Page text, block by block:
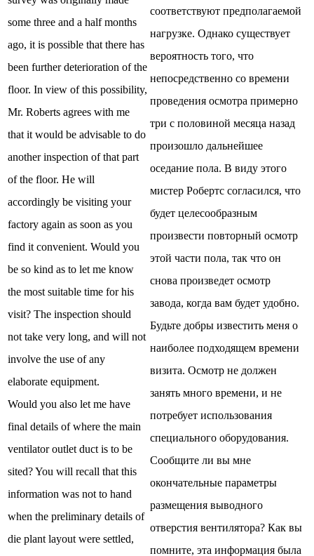
some three and a half months
ago, it is possible that there has
been further deterioration of the
floor. In view of this possibility,
Mr. Roberts agrees with me
that it would be advisable to do
another inspection of that part
of the floor. He will
accordingly be visiting your
factory again as soon as you
find it convenient. Would you
be so kind as to let me know
the most suitable time for his
visit? The inspection should
not take very long, and will not
involve the use of any
elaborate equipment.
Would you also let me have
final details of where the main
ventilator outlet duct is to be
sited? You will recall that this
information was not to hand
when the preliminary details of
die plant layout were settled,
соответствуют предполагаемой
нагрузке. Однако существует
вероятность того, что
непосредственно со времени
проведения осмотра примерно
три с половиной месяца назад
произошло дальнейшее
оседание пола. В виду этого
мистер Робертс согласился, что
будет целесообразным
произвести повторный осмотр
этой части пола, так что он
снова произведет осмотр
завода, когда вам будет удобно.
Будьте добры известить меня о
наиболее подходящем времени
визита. Осмотр не должен
занять много времени, и не
потребует использования
специального оборудования.
Сообщите ли вы мне
окончательные параметры
размещения выводного
отверстия вентилятора? Как вы
помните, эта информация была